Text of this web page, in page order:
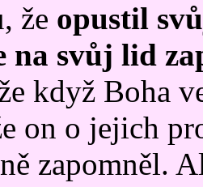
že opustil
na svůj lid
když Boha
on o jejich
zapomněl.